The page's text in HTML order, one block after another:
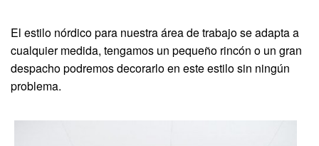
El estilo nórdico para nuestra área de trabajo se adapta a
cualquier medida, tengamos un pequeño rincón o un gran
despacho podremos decorarlo en este estilo sin ningún
problema.